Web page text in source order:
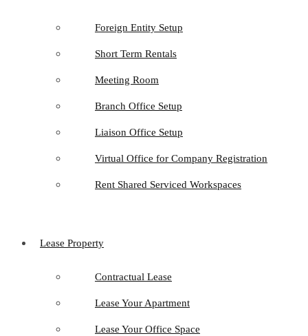
Foreign Entity Setup
Short Term Rentals
Meeting Room
Branch Office Setup
Liaison Office Setup
Virtual Office for Company Registration
Rent Shared Serviced Workspaces
Lease Property
Contractual Lease
Lease Your Apartment
Lease Your Office Space